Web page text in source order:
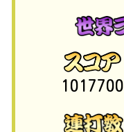
1017700